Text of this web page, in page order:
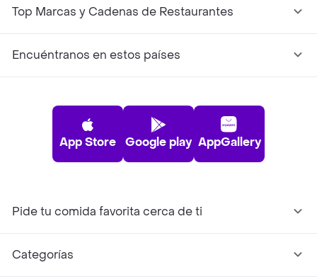
Top Marcas y Cadenas de Restaurantes
Encuéntranos en estos países
App Store Google play AppGallery
Pide tu comida favorita cerca de ti
Categorías